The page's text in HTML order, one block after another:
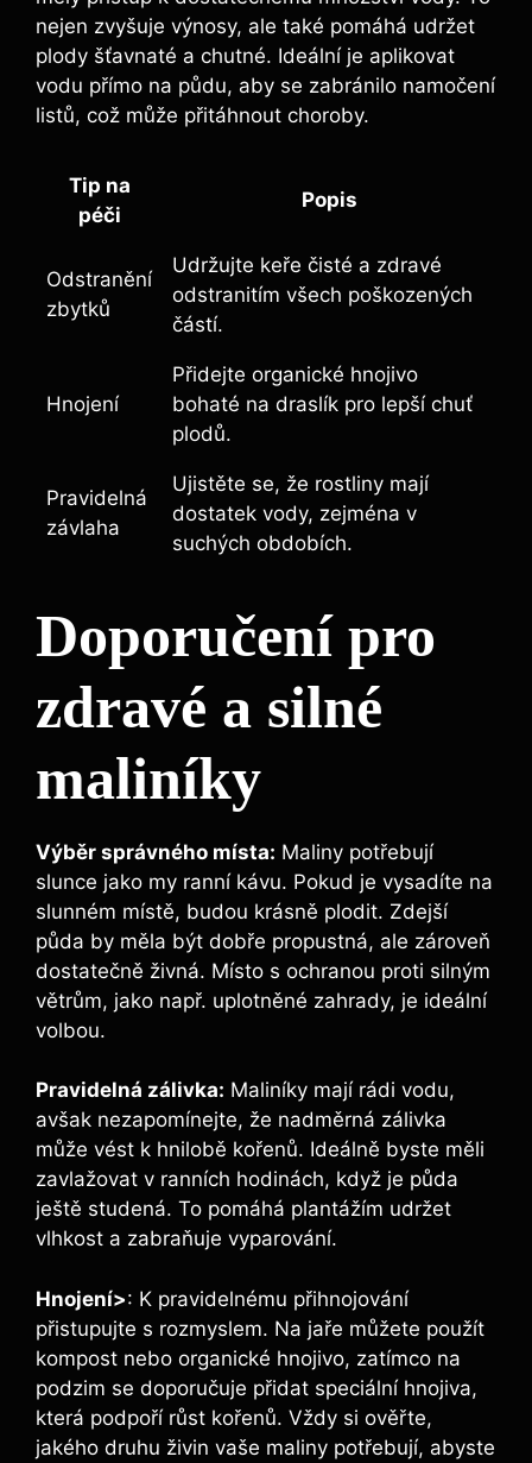
nejen zvyšuje výnosy, ale také pomáhá udržet
plody šťavnaté a chutné. Ideální je​ aplikovat
vodu přímo ⁢na půdu, aby se zabránilo namočení
⁢listů, což⁤ může přitáhnout choroby.
Tip na
péči
Popis
Odstranění
zbytků
Udržujte keře čisté ⁢a zdravé
odstranitím všech poškozených
částí.
Hnojení
Přidejte organické hnojivo
bohaté na draslík ‌pro lepší chuť
plodů.
Pravidelná
závlaha
Ujistěte se, že rostliny mají
dostatek vody, zejména v⁤
suchých obdobích.
Doporučení pro⁤
zdravé a silné
maliníky
Výběr správného​ místa: ⁣Maliny potřebují
slunce jako my ranní kávu. Pokud je vysadíte na
slunném místě,​ budou krásně plodit. Zdejší
půda by měla být dobře propustná, ale zároveň
dostatečně‍ živná. Místo s⁤ ochranou proti silným
větrům,​ jako např. uplotněné zahrady, je ideální
volbou.
Pravidelná zálivka: Maliníky mají rádi ⁣vodu,
avšak nezapomínejte, že nadměrná zálivka
může vést k⁣ hnilobě kořenů. Ideálně byste měli
zavlažovat v ranních‍ hodinách, když je ​půda
ještě studená. To pomáhá plantážím ​udržet
vlhkost ⁣a zabraňuje vyparování.
Hnojení>: K ⁤pravidelnému⁤ přihnojování
přistupujte s rozmyslem. Na jaře můžete použít
kompost nebo⁤ organické hnojivo, zatímco na
podzim‍ se doporučuje⁣ přidat speciální hnojiva,
která podpoří růst kořenů. Vždy si​ ověřte,
jakého druhu ⁣živin vaše⁣ maliny potřebují,⁤ abyste